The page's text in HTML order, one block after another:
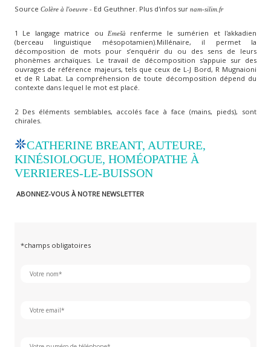
Source Colère à l'oeuvre - Ed Geuthner. Plus d'infos sur nam-silim.fr
1 Le langage matrice ou Emešà
renferme le sumérien et l'akkadien
(berceau linguistique mésopotamien).Millénaire, il permet la
décomposition de mots pour s’enquérir du ou des sens de leurs
phonèmes archaïques. Le travail de décomposition s'appuie sur des
ouvrages de référence majeurs, tels que ceux de L-J Bord, R Mugnaioni
et de R Labat. La compréhension de toute décomposition dépend du
contexte dans lequel le mot est placé.
2 Des éléments semblables, accolés face à face (mains, pieds), sont
chirales.
CATHERINE BREANT, AUTEURE,
KINÉSIOLOGUE, HOMÉOPATHE À
VERRIERES-LE-BUISSON
ABONNEZ-VOUS À NOTRE NEWSLETTER
*champs obligatoires